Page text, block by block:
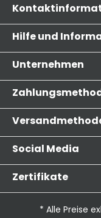
Hilfe und
Unternehmen
Social Media
Zertifikate
* Alle Preise